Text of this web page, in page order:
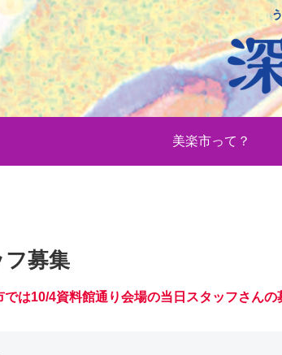
美楽市って？
募集
では10/4資料館通り会場の当日スタッフさんの